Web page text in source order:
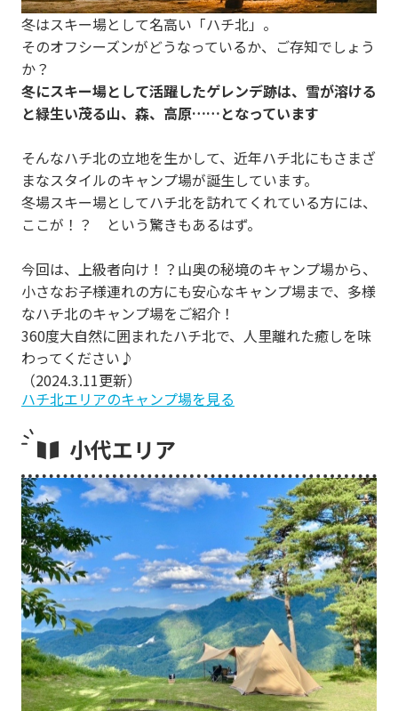
冬はスキー場として名高い「ハチ北」。
そのオフシーズンがどうなっているか、ご存知でしょう
か？
冬にスキー場として活躍したゲレンデ跡は、雪が溶ける
と緑生い茂る山、森、高原……となっています
そんなハチ北の立地を生かして、近年ハチ北にもさまざ
まなスタイルのキャンプ場が誕生しています。
冬場スキー場としてハチ北を訪れてくれている方には、
ここが！？ という驚きもあるはず。
今回は、上級者向け！？山奥の秘境のキャンプ場から、
小さなお子様連れの方にも安心なキャンプ場まで、多様
なハチ北のキャンプ場をご紹介！
360度大自然に囲まれたハチ北で、人里離れた癒しを味
わってください♪
（2024.3.11更新）
ハチ北エリアのキャンプ場を見る
小代エリア